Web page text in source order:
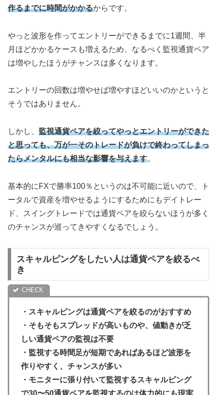
作るまでに時間がかかるからです。
やっと波形を作ってエントリーができるまでに1週間、半
月ほどかかるケースも増えるため、なるべく監視通貨ペア
は増やしたほうがチャンスは多くなります。
エントリーの回数は増やせば増やすほどいいのかというと
そうではありません。
しかし、 監視通貨ペアを絞ってやっとエントリーができた
と思っても、万が一そのトレードが負けで終わってしまっ
たらメンタルにも相当な影響を与えます。
基本的にFXで勝率100％というのは不可能に近いので、ト
ータルで資産を増やせるようにするためにもデイトレー
ド、スイングトレードでは通貨ペアを絞らないほうが多く
のチャンスが巡ってきやすくなるでしょう。
スキャルピングをしたい人は通貨ペアを絞るべ
き
・スキャルピングは通貨ペアを絞るのがおすすめ
・そもそもスプレッドが高いものや、値動きが乏
しい通貨ペアの監視は不要
・監視する時間足が短期であればあるほど波形を
作りやすく、チャンスが多い
・モニターに張り付いて監視するスキャルピング